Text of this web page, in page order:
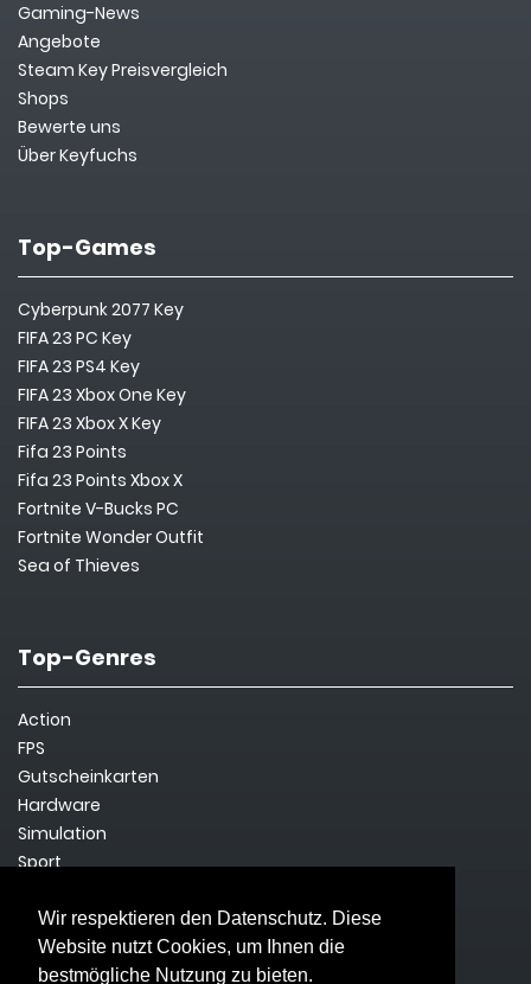
Wir respektieren den Datenschutz. Diese
Website nutzt Cookies, um Ihnen die
bestmögliche Nutzung zu bieten.
Gaming-News
Angebote
Steam Key Preisvergleich
Shops
Bewerte uns
Über Keyfuchs
Top-Games
Cyberpunk 2077 Key
FIFA 23 PC Key
FIFA 23 PS4 Key
FIFA 23 Xbox One Key
FIFA 23 Xbox X Key
Fifa 23 Points
Fifa 23 Points Xbox X
Fortnite V-Bucks PC
Fortnite Wonder Outfit
Sea of Thieves
Top-Genres
Action
FPS
Gutscheinkarten
Hardware
Simulation
Sport
Survival